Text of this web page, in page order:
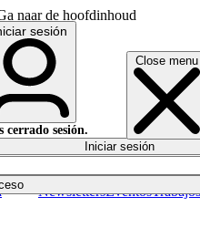
naar de hoofdinhoud
Close menu
NewslettersEventosTrabajos
sesión
cerrado sesión.
Iniciar sesión